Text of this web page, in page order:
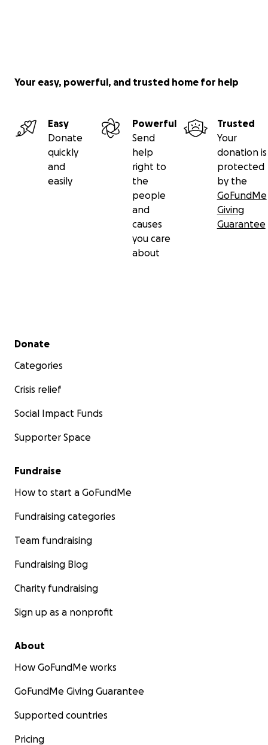
Your easy, powerful, and trusted home for help
Easy
Donate
quickly
and
easily
Powerful
Send
help
right to
the
people
and
causes
you care
about
Trusted
Your
donation is
protected
by the
GoFundMe
Giving
Guarantee
Secondary menu
Donate
Categories
Crisis relief
Social Impact Funds
Supporter Space
Fundraise
How to start a GoFundMe
Fundraising categories
Team fundraising
Fundraising Blog
Charity fundraising
Sign up as a nonprofit
About
How GoFundMe works
GoFundMe Giving Guarantee
Supported countries
Pricing